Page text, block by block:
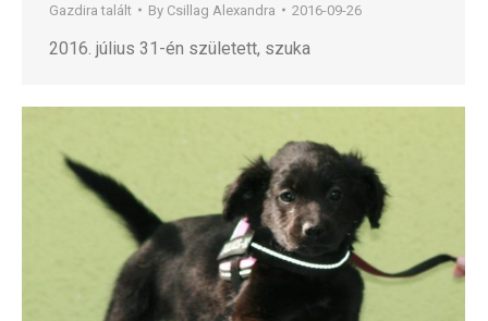
Gazdira talált By Csillag Alexandra 2016-09-26
2016. július 31-én született, szuka